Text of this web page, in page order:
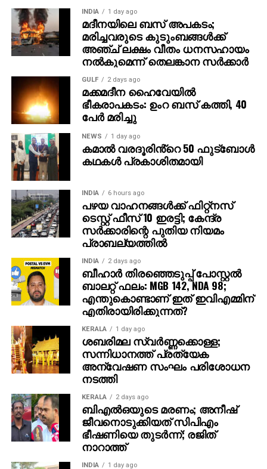
President Obama expels
35 diplomats in Cold
War deja vu. As
everybody, incl people,
will be glad to see the last
of this hapless Adm.
pic.twitter.com/mleqA16H8D
— Russian Embassy, UK
(@RussianEmbassy)
December 2016
INDIA 1 day ago
മദീനയിലെ ബസ് അപകടം;
മരിച്ചവരുടെ കുടുംബങ്ങള്‍ക്ക്
അഞ്ച് ലക്ഷം വീതം ധനസഹായം
നല്‍കുമെന്ന് തെലങ്കാന സര്‍ക്കാര്‍
GULF 2 days ago
മക്കമദീന ഹൈവേയില്‍
ഭീകരാപകടം: ഉംറ ബസ് കത്തി, 40
പേര്‍ മരിച്ചു
NEWS 1 day ago
കമാൽ വരദൂരിൻ്റെ 50 ഫുട്ബോൾ
കഥകൾ പ്രകാശിതമായി
INDIA 6 hours ago
പഴയ വാഹനങ്ങള്‍ക്ക് ഫിറ്റ്‌നസ്
ടെസ്റ്റ് ഫീസ് 10 ഇരട്ടി; കേന്ദ്ര
സര്‍ക്കാരിന്റെ പുതിയ നിയമം
പ്രാബല്യത്തില്‍
INDIA 2 days ago
ബീഹാർ തിരഞ്ഞെടുപ്പ് പോസ്റ്റൽ
ബാലറ്റ് ഫലം: MGB 142, NDA 98;
എന്തുകൊണ്ടാണ് ഇത് ഇവിഎമ്മിന്
എതിരായിരിക്കുന്നത്?
KERALA 1 day ago
ശബരിമല സ്വര്‍ണ്ണക്കൊള്ള;
സന്നിധാനത്ത് പ്രത്യേക
അന്വേഷണ സംഘം പരിശോധന
നടത്തി
KERALA 2 days ago
ബിഎല്‍ഒയുടെ മരണം; അനീഷ്
ജീവനൊടുക്കിയത് സിപിഎം
ഭീഷണിയെ തുടര്‍ന്ന്; രജിത്
നാറാത്ത്
INDIA 1 day ago